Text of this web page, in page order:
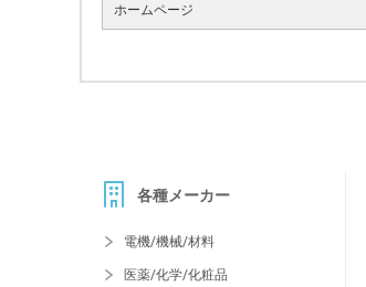
ホームページ
各種メーカー
電機/機械/材料
医薬/化学/化粧品